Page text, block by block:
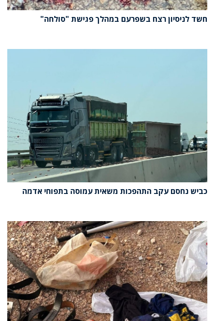
חשד לניסיון רצח בשפרעם במהלך פגישת "סולחה"
כביש נחסם עקב התהפכות משאית עמוסה בתפוחי אדמה